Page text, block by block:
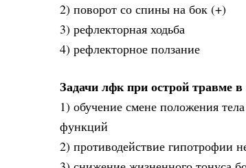
2) поворот со спины на бок (+)
3) рефлекторная ходьба
4) рефлекторное ползание
Задачи лфк при острой травме
1) обучение смене положения
функций
2) противодействие гипотрофии